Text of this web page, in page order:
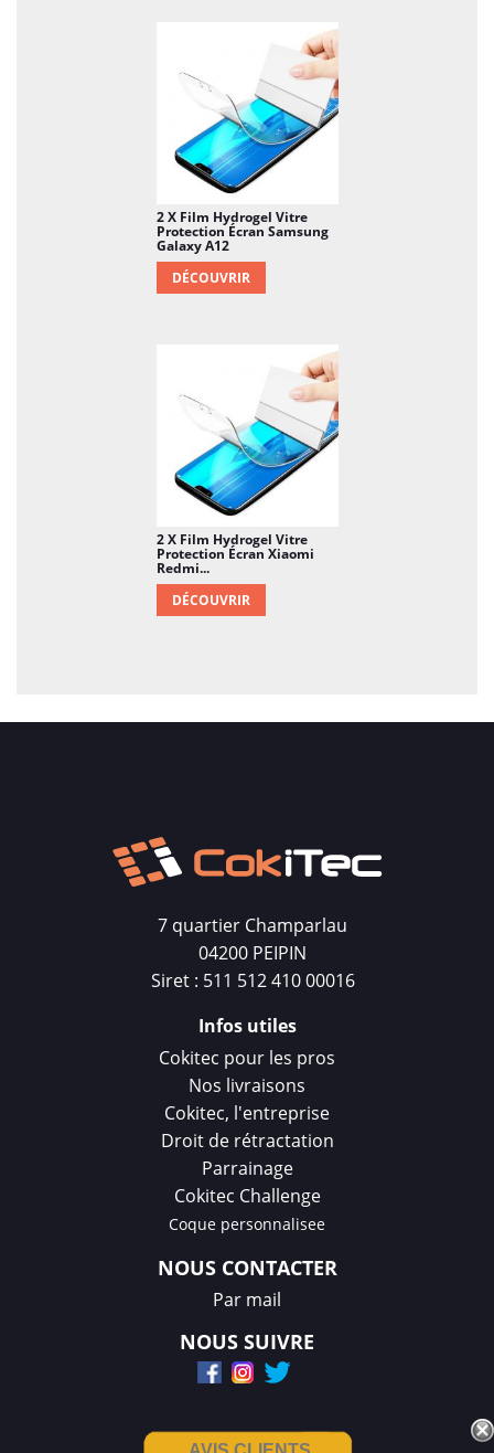
2 X Film Hydrogel Vitre
Protection Écran Samsung
Galaxy A12
DÉCOUVRIR
2 X Film Hydrogel Vitre
Protection Écran Xiaomi
Redmi...
DÉCOUVRIR
7 quartier Champarlau
04200 PEIPIN
Siret : 511 512 410 00016
Infos utiles
Cokitec pour les pros
Nos livraisons
Cokitec, l'entreprise
Droit de rétractation
Parrainage
Cokitec Challenge
Coque personnalisee
NOUS CONTACTER
Par mail
NOUS SUIVRE